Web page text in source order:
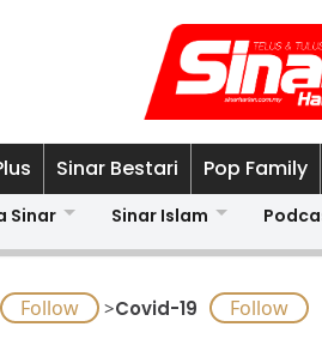
Sinar Bestari Pop Family
Sinar Sinar Islam
>Covid-19